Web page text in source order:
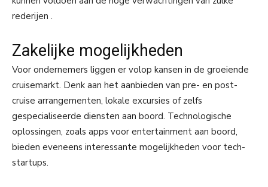
rederijen .
Zakelijke mogelijkheden
Voor ondernemers liggen er volop kansen in de groeiende
cruisemarkt. Denk aan het aanbieden van pre- en post-
cruise arrangementen, lokale excursies of zelfs
gespecialiseerde diensten aan boord. Technologische
oplossingen, zoals apps voor entertainment aan boord,
bieden eveneens interessante mogelijkheden voor tech-
startups.